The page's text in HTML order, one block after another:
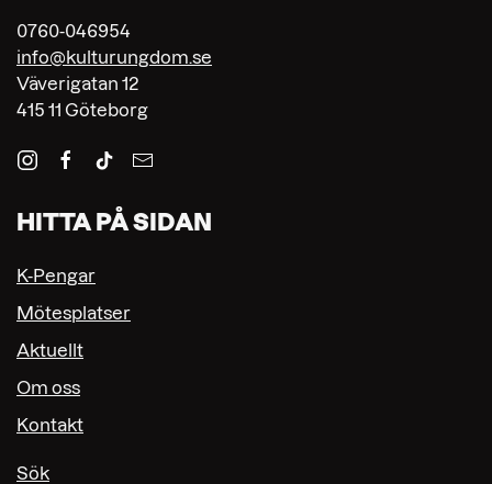
0760-046954
info@kulturungdom.se
Väverigatan 12
415 11 Göteborg
HITTA PÅ SIDAN
K-Pengar
Mötesplatser
Aktuellt
Om oss
Kontakt
Sök